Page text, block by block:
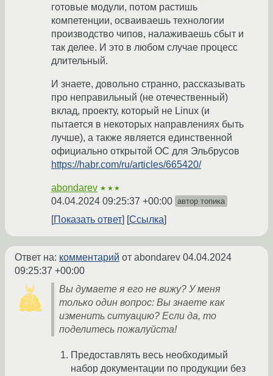
готовые модули, потом растишь
компетенции, осваиваешь технологии
производство чипов, налаживаешь сбыт и
так делее. И это в любом случае процесс
длительный.
И знаете, довольно странно, рассказывать
про неправильный (не отечественный)
вклад, проекту, который не Linux (и
пытается в некоторых направлениях быть
лучше), а также является единственной
официально открытой ОС для Эльбрусов
https://habr.com/ru/articles/665420/
abondarev ★★★
04.04.2024 09:25:37 +00:00 автор топика
Показать ответ Ссылка
Ответ на: комментарий от abondarev 04.04.2024
09:25:37 +00:00
Вы думаете я его не вижу? У меня
только один вопрос: Вы знаете как
изменить ситуацию? Если да, то
поделитесь пожалуйста!
Предоставлять весь необходимый
набор документации по продукции без